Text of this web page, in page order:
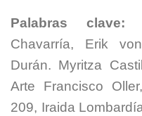
Palabras clave:
Chavarría, Erik
Durán. Myritza
Arte Francisco
209, Iraida